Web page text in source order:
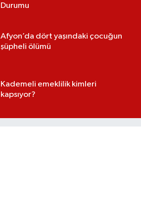
Durumu
Afyon’da dört yaşındaki çocuğun
şüpheli ölümü
Kademeli emeklilik kimleri
kapsıyor?